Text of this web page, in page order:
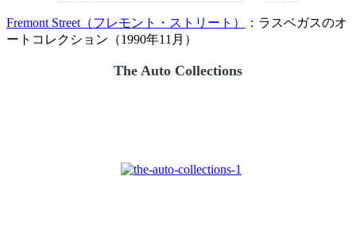
Fremont Street（フレモント・ストリート）
：ラスベガスのオ
ートコレクション（1990年11月）
The Auto Collections